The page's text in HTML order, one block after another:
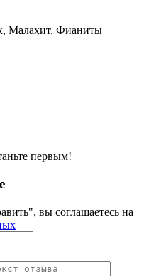
Малахит, Фианиты
первым!
вы соглашаетесь на